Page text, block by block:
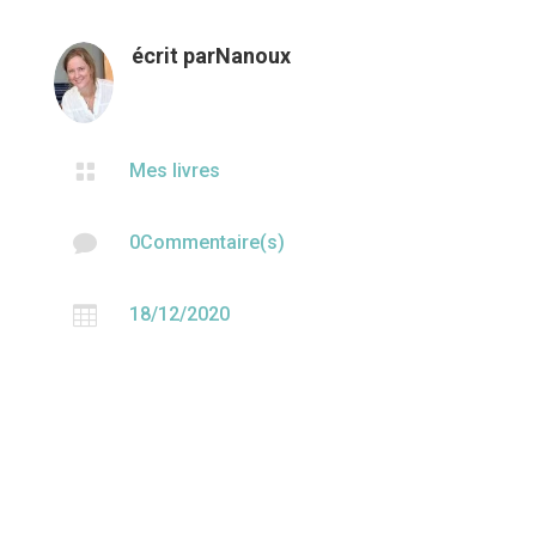
écrit parNanoux
 Mes livres
 0Commentaire(s)
 18/12/2020